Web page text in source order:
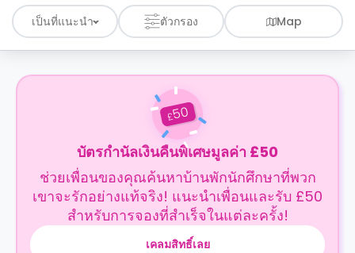
เป็นที่แนะนำ ตัวกรอง Map
£50
บัตรกำนัลเงินคืนพิเศษมูลค่า £50
ช่วยเพื่อนของคุณค้นหาบ้านพักนักศึกษาที่พวก
เขาจะรักอย่างแท้จริง! แนะนำเพื่อนและรับ £50
สำหรับการจองที่สำเร็จในแต่ละครั้ง!
เคลมสิทธิ์เลย